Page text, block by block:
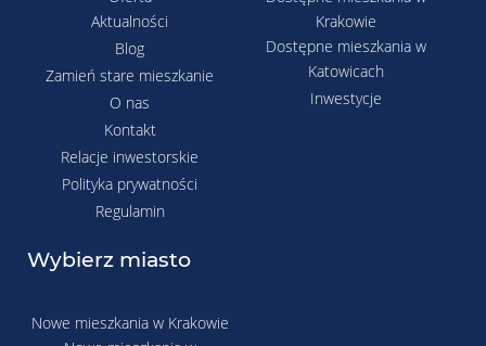
Aktualności
Blog
Zamień stare mieszkanie
O nas
Kontakt
Relacje inwestorskie
Polityka prywatności
Regulamin
Krakowie
Dostępne mieszkania w
Katowicach
Inwestycje
Wybierz miasto
Nowe mieszkania w Krakowie